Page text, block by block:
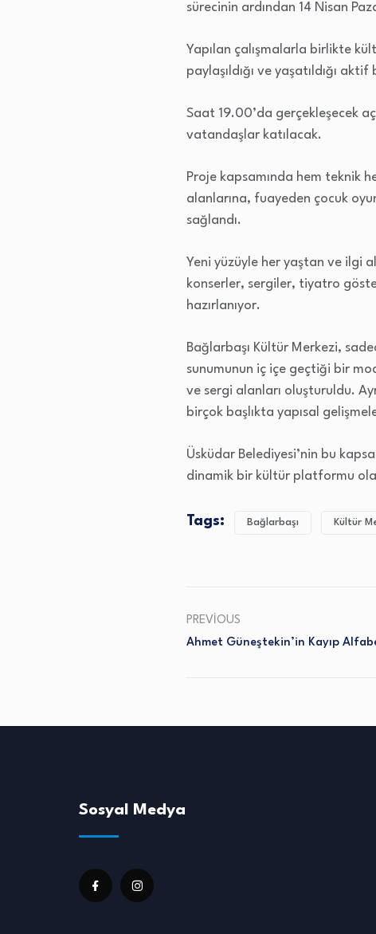
sürecinin ardından 14 Nisan
Yapılan çalışmalarla birlikte
paylaşıldığı ve yaşatıldığı
Saat 19.00’da gerçekleşecek
vatandaşlar katılacak.
Proje kapsamında hem teknik
alanlarına, fuayeden çocuk
sağlandı.
Yeni yüzüyle her yaştan ve ilgi
konserler, sergiler, tiyatro
hazırlanıyor.
Bağlarbaşı Kültür Merkezi,
sunumunun iç içe geçtiği bir
ve sergi alanları oluşturuldu.
birçok başlıkta yapısal
Üsküdar Belediyesi’nin bu
dinamik bir kültür platformu
Tags: Bağlarbaşı Kültür
PREVIOUS
Ahmet Güneştekin’in Kayıp
Sosyal Medya